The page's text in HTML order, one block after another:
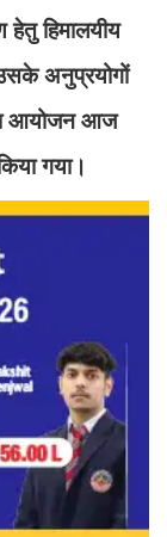
हिमालयीय
उसके अनुप्रयोगों
आयोजन आज
गया।